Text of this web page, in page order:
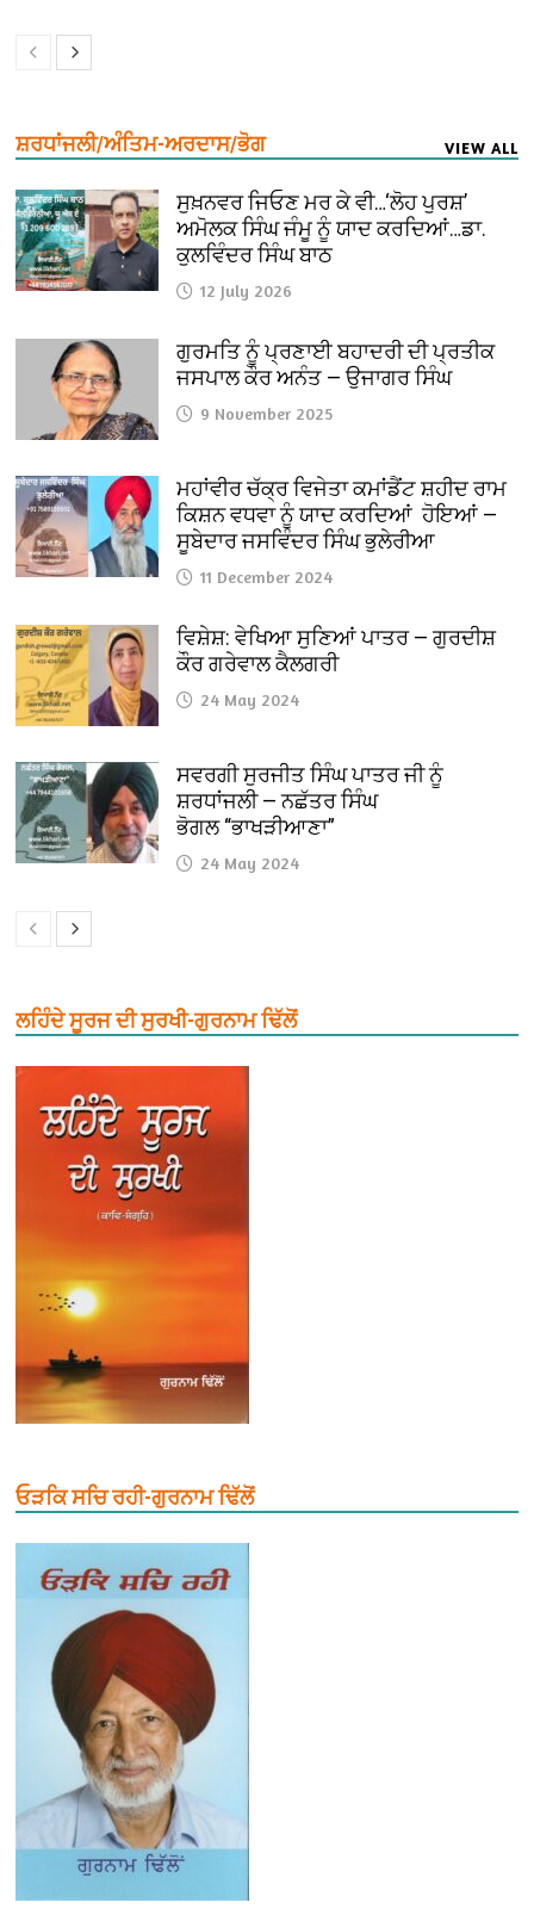
ਸ਼ਰਧਾਂਜਲੀ/ਅੰਤਿਮ-ਅਰਦਾਸ/ਭੋਗ VIEW ALL
ਸੁਖ਼ਨਵਰ ਜਿਓਣ ਮਰ ਕੇ ਵੀ…‘ਲੋਹ ਪੁਰਸ਼’
ਅਮੋਲਕ ਸਿੰਘ ਜੰਮੂ ਨੂੰ ਯਾਦ ਕਰਦਿਆਂ…ਡਾ.
ਕੁਲਵਿੰਦਰ ਸਿੰਘ ਬਾਠ
12 July 2026
ਗੁਰਮਤਿ ਨੂੰ ਪ੍ਰਣਾਈ ਬਹਾਦਰੀ ਦੀ ਪ੍ਰਤੀਕ
ਜਸਪਾਲ ਕੌਰ ਅਨੰਤ — ਉਜਾਗਰ ਸਿੰਘ
9 November 2025
ਮਹਾਂਵੀਰ ਚੱਕ੍ਰ ਵਿਜੇਤਾ ਕਮਾਂਡੈਂਟ ਸ਼ਹੀਦ ਰਾਮ
ਕਿਸ਼ਨ ਵਧਵਾ ਨੂੰ ਯਾਦ ਕਰਦਿਆਂ ਹੋਇਆਂ —
ਸੂਬੇਦਾਰ ਜਸਵਿੰਦਰ ਸਿੰਘ ਭੁਲੇਰੀਆ
11 December 2024
ਵਿਸ਼ੇਸ਼: ਵੇਖਿਆ ਸੁਣਿਆਂ ਪਾਤਰ — ਗੁਰਦੀਸ਼
ਕੌਰ ਗਰੇਵਾਲ ਕੈਲਗਰੀ
24 May 2024
ਸਵਰਗੀ ਸੁਰਜੀਤ ਸਿੰਘ ਪਾਤਰ ਜੀ ਨੂੰ
ਸ਼ਰਧਾਂਜਲੀ — ਨਛੱਤਰ ਸਿੰਘ
ਭੋਗਲ “ਭਾਖੜੀਆਣਾ”
24 May 2024
ਲਹਿੰਦੇ ਸੂਰਜ ਦੀ ਸੁਰਖੀ-ਗੁਰਨਾਮ ਢਿੱਲੋਂ
ਓੜਕਿ ਸਚਿ ਰਹੀ-ਗੁਰਨਾਮ ਢਿੱਲੋਂ